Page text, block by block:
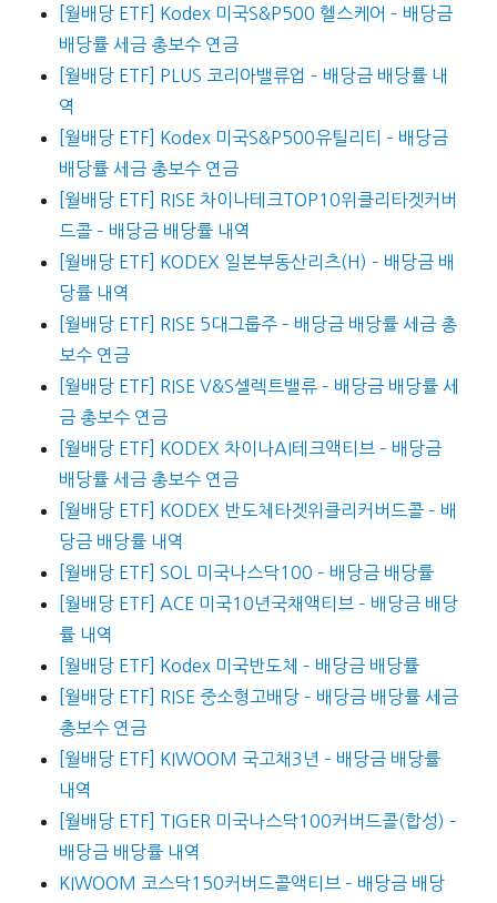
[월배당 ETF] Kodex 미국S&P500 헬스케어 – 배당금
배당률 세금 총보수 연금
[월배당 ETF] PLUS 코리아밸류업 – 배당금 배당률 내
역
[월배당 ETF] Kodex 미국S&P500유틸리티 – 배당금
배당률 세금 총보수 연금
[월배당 ETF] RISE 차이나테크TOP10위클리타겟커버
드콜 – 배당금 배당률 내역
[월배당 ETF] KODEX 일본부동산리츠(H) – 배당금 배
당률 내역
[월배당 ETF] RISE 5대그룹주 – 배당금 배당률 세금 총
보수 연금
[월배당 ETF] RISE V&S셀렉트밸류 – 배당금 배당률 세
금 총보수 연금
[월배당 ETF] KODEX 차이나AI테크액티브 – 배당금
배당률 세금 총보수 연금
[월배당 ETF] KODEX 반도체타겟위클리커버드콜 – 배
당금 배당률 내역
[월배당 ETF] SOL 미국나스닥100 – 배당금 배당률
[월배당 ETF] ACE 미국10년국채액티브 – 배당금 배당
률 내역
[월배당 ETF] Kodex 미국반도체 – 배당금 배당률
[월배당 ETF] RISE 중소형고배당 – 배당금 배당률 세금
총보수 연금
[월배당 ETF] KIWOOM 국고채3년 – 배당금 배당률
내역
[월배당 ETF] TIGER 미국나스닥100커버드콜(합성) –
배당금 배당률 내역
KIWOOM 코스닥150커버드콜액티브 – 배당금 배당